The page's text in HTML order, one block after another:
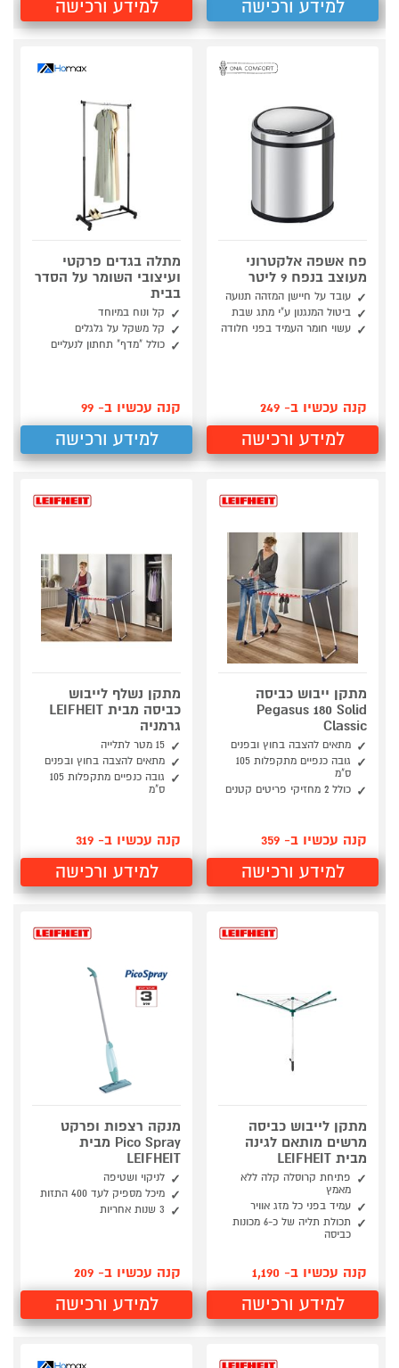
למידע ורכישה למידע ורכישה
פח אשפה אלקטרוני
מעוצב בנפח 9 ליטר
עובד על חיישן המזהה תנועה
ביטול המנגנון ע"י מתג שבת
עשוי חומר העמיד בפני חלודה
קנה עכשיו ב- 249
למידע ורכישה
מתלה בגדים פרקטי
ועיצובי השומר על הסדר
בבית
קל ונוח במיוחד
קל משקל על גלגלים
כולל "מדף" תחתון לנעליים
קנה עכשיו ב- 99
למידע ורכישה
מתקן ייבוש כביסה
Pegasus 180 Solid
Classic
מתאים להצבה בחוץ ובפנים
גובה כנפיים מתקפלות 105
ס"מ
כולל 2 מחזיקי פריטים קטנים
קנה עכשיו ב- 359
למידע ורכישה
מתקן נשלף לייבוש
כביסה מבית LEIFHEIT
גרמניה
15 מטר לתלייה
מתאים להצבה בחוץ ובפנים
גובה כנפיים מתקפלות 105
ס"מ
קנה עכשיו ב- 319
למידע ורכישה
מתקן לייבוש כביסה
מרשים מותאם לגינה
מבית LEIFHEIT
פתיחת קרוסלה קלה ללא
מאמץ
עמיד בפני כל מזג אוויר
תכולת תליה של כ-6 מכונות
כביסה
קנה עכשיו ב- 1,190
למידע ורכישה
מנקה רצפות ופרקט
Pico Spray מבית
LEIFHEIT
לניקוי ושטיפה
מיכל מספיק לעד 400 התזות
3 שנות אחריות
קנה עכשיו ב- 209
למידע ורכישה